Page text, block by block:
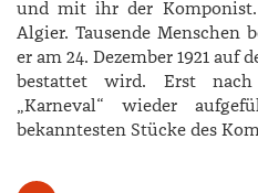
und mit ihr der Komponist.
Algier. Tausende Menschen
er am 24. Dezember 1921 auf
bestattet wird. Erst
„Karneval“ wieder
bekanntesten Stücke des